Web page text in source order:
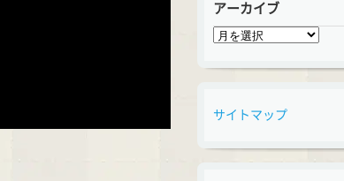
アーカイブ
ア
カ
サイトマップ